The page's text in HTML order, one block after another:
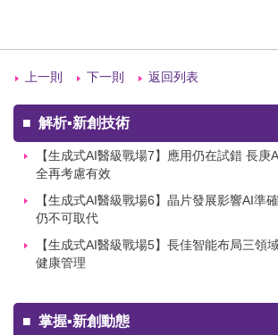
上一則 下一則 返回列表
■ 解析▪新創技術
【生成式AI醫級戰場7】應用仍在試錯 長庚
全再考慮有效
【生成式AI醫級戰場6】晶片發展影響AI準
仍不可取代
【生成式AI醫級戰場5】長佳智能布局三領
健康管理
■ 掌握▪新創動態